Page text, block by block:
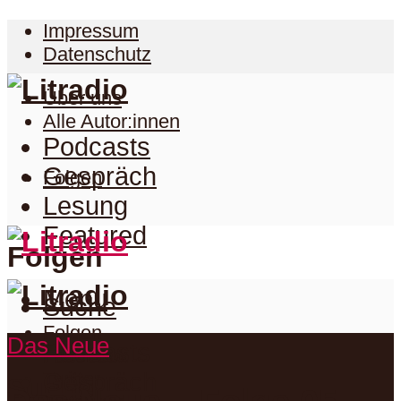
Impressum
Datenschutz
Über uns
Alle Autor:innen
Folgen
Folgen
Folgen
Facebook
Podcasts
Gespräch
Lesung
Featured
Menu
Suche
Podcasts
Das Neue